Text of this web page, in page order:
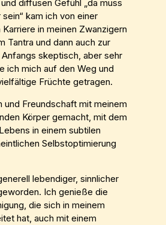
diffusen Gefühl „da muss
kam ich von einer
in meinen Zwanzigern
Tantra und dann auch zur
skeptisch, aber sehr
ich mich auf den Weg und
Früchte getragen.
und Freundschaft mit meinem
Körper gemacht, mit dem
in einem subtilen
Selbstoptimierung
lebendiger, sinnlicher
Ich genieße die
die sich in meinem
hat, auch mit einem